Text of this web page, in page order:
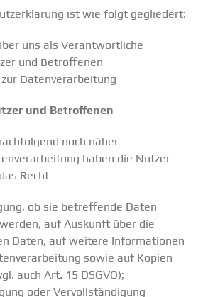
ist wie folgt gegliedert:
uns als Verantwortliche
und Betroffenen
Datenverarbeitung
und Betroffenen
noch näher
haben die Nutzer
Recht
ob sie betreffende Daten
auf Auskunft über die
Daten, auf weitere Informationen
sowie auf Kopien
auch Art. 15 DSGVO);
oder Vervollständigung